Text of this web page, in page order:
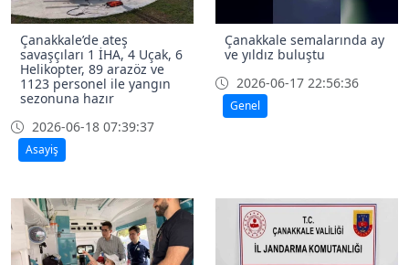
Çanakkale’de ateş
savaşçıları 1 İHA, 4 Uçak, 6
Helikopter, 89 arazöz ve
1123 personel ile yangın
sezonuna hazır
2026-06-18 07:39:37
Asayiş
Çanakkale semalarında ay
ve yıldız buluştu
2026-06-17 22:56:36
Genel